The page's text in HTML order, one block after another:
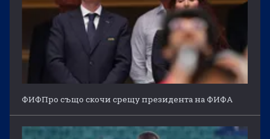
ФИФПро също скочи срещу президента на ФИФА